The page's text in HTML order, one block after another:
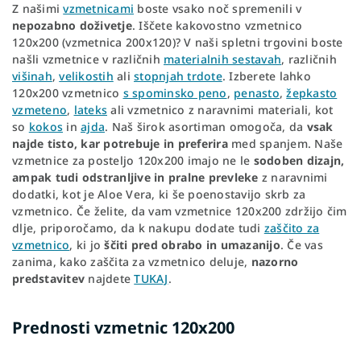
Z našimivzmetnicami boste vsako noč spremenili v
nepozabno doživetje. Iščete kakovostno vzmetnico
120x200 (vzmetnica 200x120)? V naši spletni trgovini boste
našli vzmetnice v različnih materialnih sestavah, različnih
višinah,velikostih ali stopnjah trdote. Izberete lahko
120x200 vzmetnico s spominsko peno, penasto,žepkasto
vzmeteno, lateks ali vzmetnico z naravnimi materiali, kot
so kokos in ajda. Naš širok asortiman omogoča, da vsak
najde tisto, kar potrebuje in preferiramed spanjem. Naše
vzmetnice za posteljo 120x200 imajo ne le sodoben dizajn,
ampak tudi odstranljive in pralne prevleke z naravnimi
dodatki, kot je Aloe Vera, ki še poenostavijo skrb za
vzmetnico. Če želite, da vam vzmetnice 120x200 zdržijo čim
dlje, priporočamo, da k nakupu dodate tudi zaščito za
vzmetnico, ki joščiti pred obrabo in umazanijo. Če vas
zanima, kako zaščita za vzmetnico deluje, nazorno
predstavitev najdeteTUKAJ.
Prednosti vzmetnic 120x200